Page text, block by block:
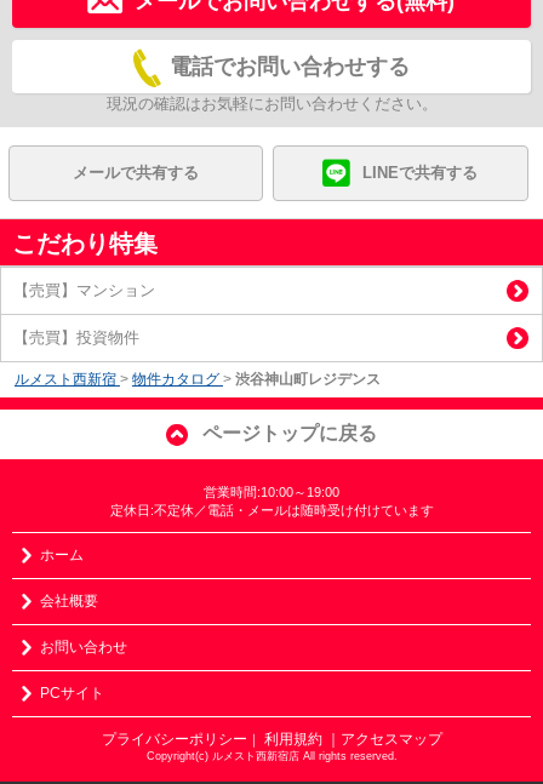
電話でお問い合わせする
現況の確認はお気軽にお問い合わせください。
メールで共有する LINEで共有する
こだわり特集
【売買】マンション
【売買】投資物件
ルメスト西新宿 > 物件カタログ > 渋谷神山町レジデンス
ページトップに戻る
営業時間:10:00～19:00
定休日:不定休／電話・メールは随時受け付けています
ホーム
会社概要
お問い合わせ
PCサイト
プライバシーポリシー 利用規約 ｜アクセスマップ
Copyright(c) ルメスト西新宿店 All rights reserved.